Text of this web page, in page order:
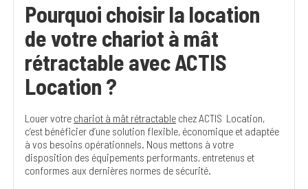
Pourquoi choisir la location
de votre chariot à mât
rétractable avec ACTIS
Location ?
Louer votre chariot à mât rétractable chez ACTIS Location,
c’est bénéficier d’une solution flexible, économique et adaptée
à vos besoins opérationnels. Nous mettons à votre
disposition des équipements performants, entretenus et
conformes aux dernières normes de sécurité.